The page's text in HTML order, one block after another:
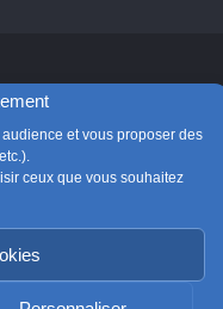
et vous proposer des
ceux que vous souhaitez
cookies de
et activer ce
France
de France